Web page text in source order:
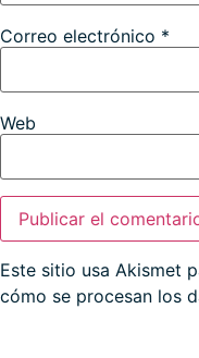
Correo electrónico *
Web
Este sitio usa Akismet
cómo se procesan los